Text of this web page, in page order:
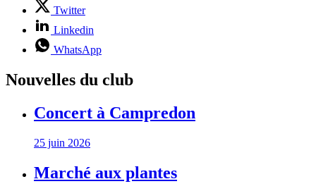
Twitter
Linkedin
WhatsApp
Nouvelles du club
Concert à Campredon
25 juin 2026
Marché aux plantes